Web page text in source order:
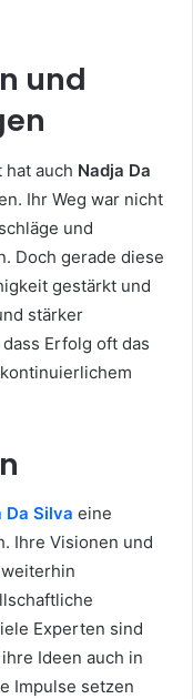
und
auch Nadja Da
Ihr Weg war nicht
und
Doch gerade diese
gestärkt und
stärker
Erfolg oft das
Da Silva eine
Ihre Visionen und
Experten sind
Ideen auch in
Impulse setzen